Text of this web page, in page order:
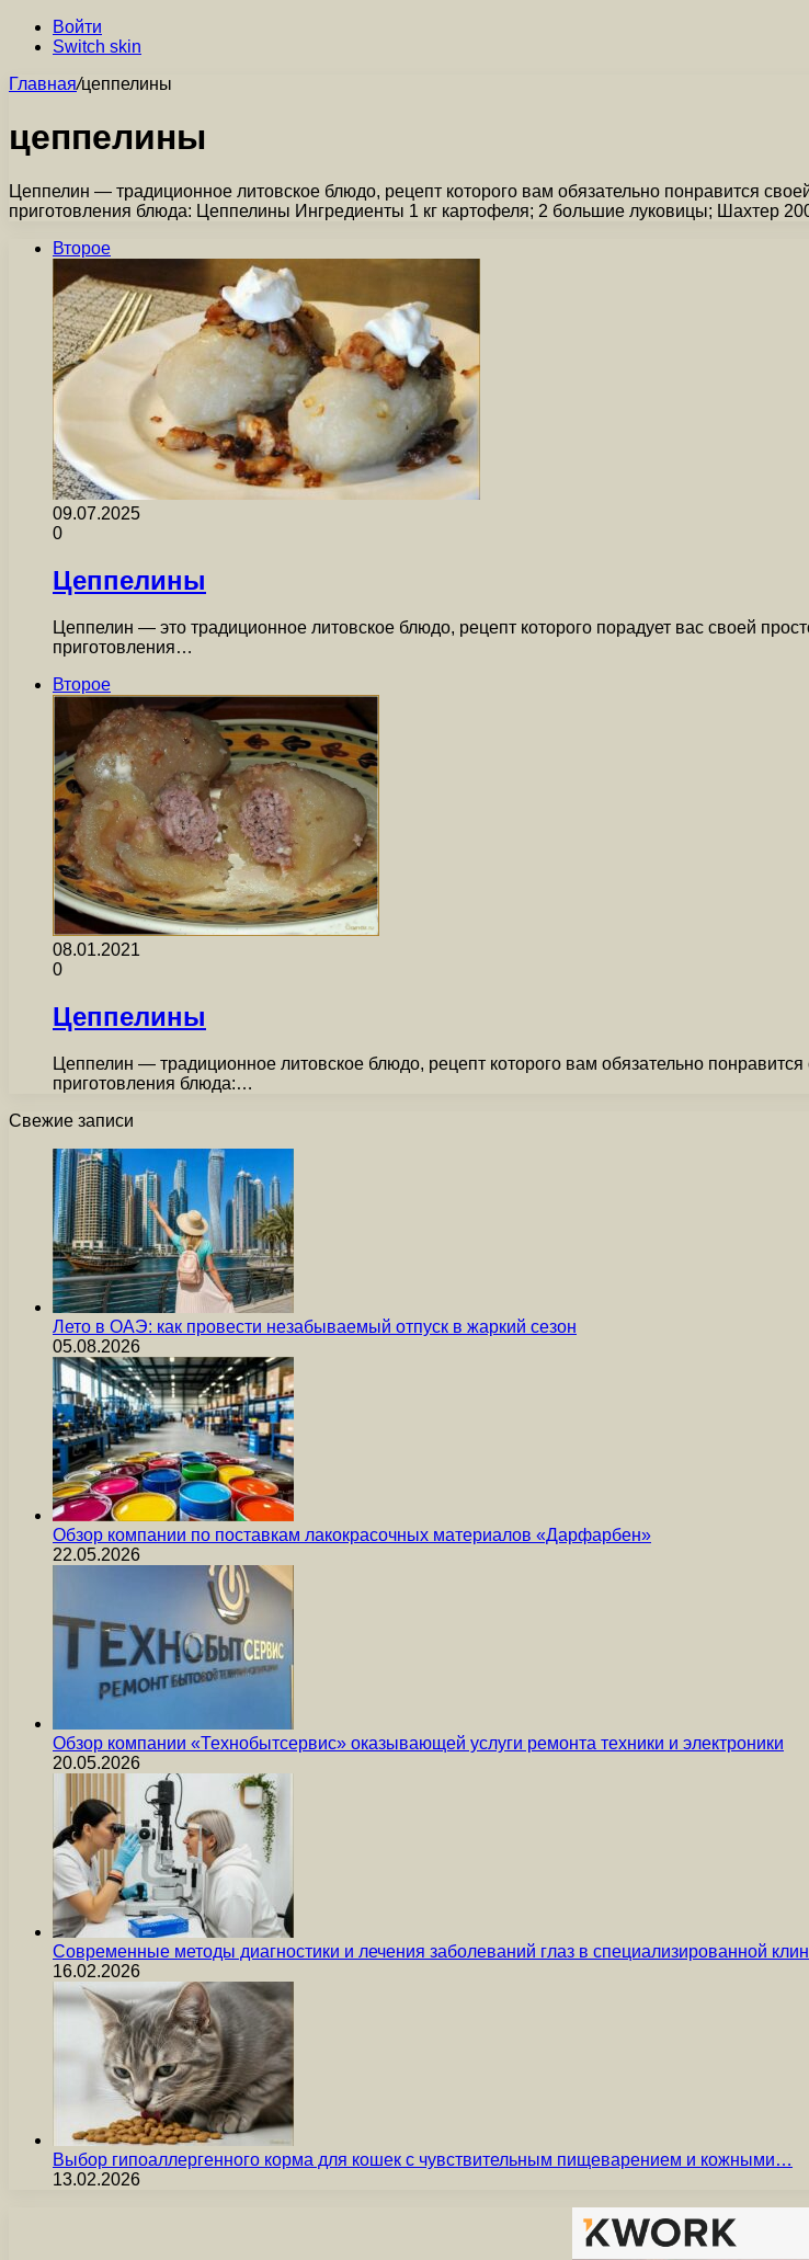
Войти
Switch skin
Главная/цеппелины
цеппелины
Цеппелин — традиционное литовское блюдо, рецепт которого вам обязательно понравится
приготовления блюда: Цеппелины Ингредиенты 1 кг картофеля; 2 большие луковицы; Шахтер
Второе
09.07.2025
0
Цеппелины
Цеппелин — это традиционное литовское блюдо, рецепт которого порадует вас своей
приготовления…
Второе
08.01.2021
0
Цеппелины
Цеппелин — традиционное литовское блюдо, рецепт которого вам обязательно
приготовления блюда:…
Свежие записи
Лето в ОАЭ: как провести незабываемый отпуск в жаркий сезон
05.08.2026
Обзор компании по поставкам лакокрасочных материалов «Дарфарбен»
22.05.2026
Обзор компании «Технобытсервис» оказывающей услуги ремонта техники и электроники
20.05.2026
Современные методы диагностики и лечения заболеваний глаз в специализированной
16.02.2026
Выбор гипоаллергенного корма для кошек с чувствительным пищеварением и кожными…
13.02.2026